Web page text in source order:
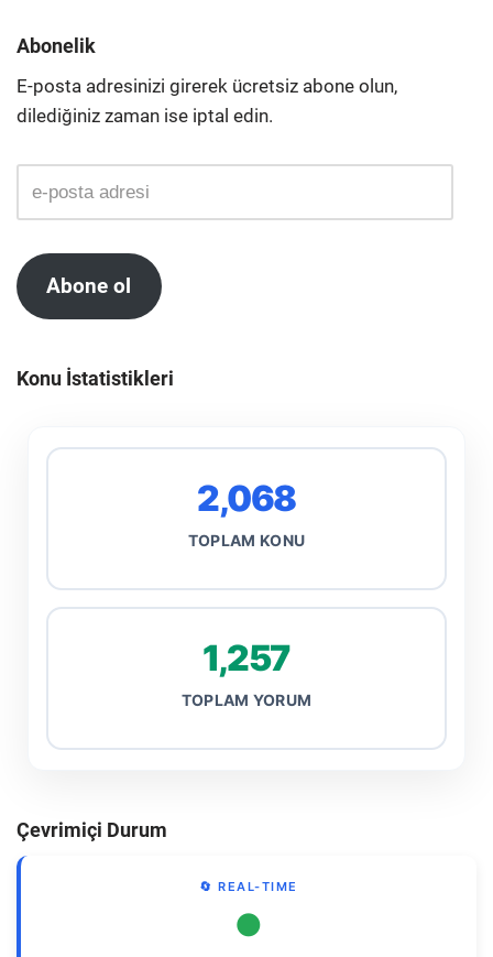
Abonelik
E-posta adresinizi girerek ücretsiz abone olun,
dilediğiniz zaman ise iptal edin.
Abone ol
Konu İstatistikleri
2,068
TOPLAM KONU
1,257
TOPLAM YORUM
Çevrimiçi Durum
🔄 REAL-TIME
●